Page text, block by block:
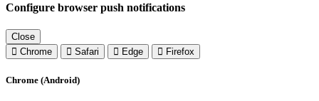
Configure browser push notifications
Close
Chrome
Safari Edge Firefox
Chrome (Android)